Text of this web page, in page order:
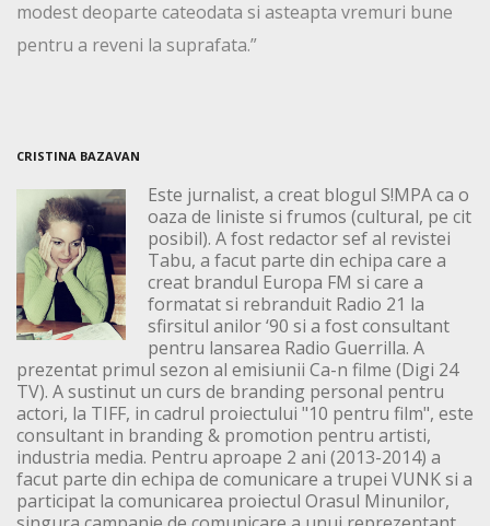
modest deoparte cateodata si asteapta vremuri bune
pentru a reveni la suprafata.”
CRISTINA BAZAVAN
Este jurnalist, a creat blogul S!MPA ca o
oaza de liniste si frumos (cultural, pe cit
posibil). A fost redactor sef al revistei
Tabu, a facut parte din echipa care a
creat brandul Europa FM si care a
formatat si rebranduit Radio 21 la
sfirsitul anilor ‘90 si a fost consultant
pentru lansarea Radio Guerrilla. A
prezentat primul sezon al emisiunii Ca-n filme (Digi 24
TV). A sustinut un curs de branding personal pentru
actori, la TIFF, in cadrul proiectului "10 pentru film", este
consultant in branding & promotion pentru artisti,
industria media. Pentru aproape 2 ani (2013-2014) a
facut parte din echipa de comunicare a trupei VUNK si a
participat la comunicarea proiectul Orasul Minunilor,